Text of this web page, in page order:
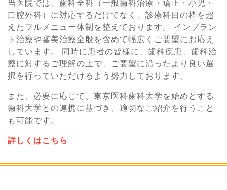
当医院では、歯科全科（一般歯科治療・矯正・小児・
口腔外科）に対応するだけでなく、診療科目の枠を超
えたフルメニュー体制を整えております。 インプラン
ト治療や審美治療全般を含めて幅広くご要望にお応え
しています。 同時に患者の皆様に、歯科疾患、歯科治
療に対するご理解の上で、ご要望に沿ったより良い選
択を行っていただけるよう努力しております。
また、必要に応じて、東京医科歯科大学を始めとする
歯科大学との連携に基づき、適切なご紹介を行うこと
も可能です。
詳しくはこちら